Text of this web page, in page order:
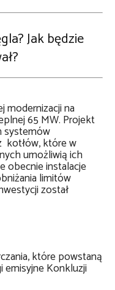
Jak będzie
modernizacji na
65 MW. Projekt
systemów
kotłów, które w
umożliwią ich
obecnie instalacje
limitów
został
które powstaną
emisyjne Konkluzji